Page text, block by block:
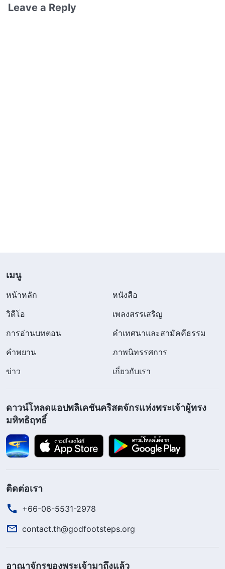
Leave a Reply
เมนู
หน้าหลัก
หนังสือ
วิดีโอ
เพลงสรรเสริญ
การอ่านบทตอน
คำเทศนาและสามัคคีธรรม
คำพยาน
ภาพนิทรรศการ
ข่าว
เกี่ยวกับเรา
ดาวน์โหลดแอปพลิเคชันคริสตจักรแห่งพระเจ้าผู้ทรง
มหิทธิฤทธิ์
ติดต่อเรา
+66-06-5531-2978
contact.th@godfootsteps.org
อาณาจักรของพระเจ้ามาถึงแล้ว